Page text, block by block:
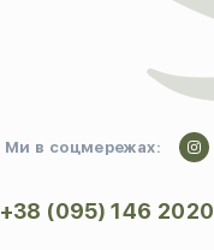
Ми в соцмережах:
+38 (095) 146 2020